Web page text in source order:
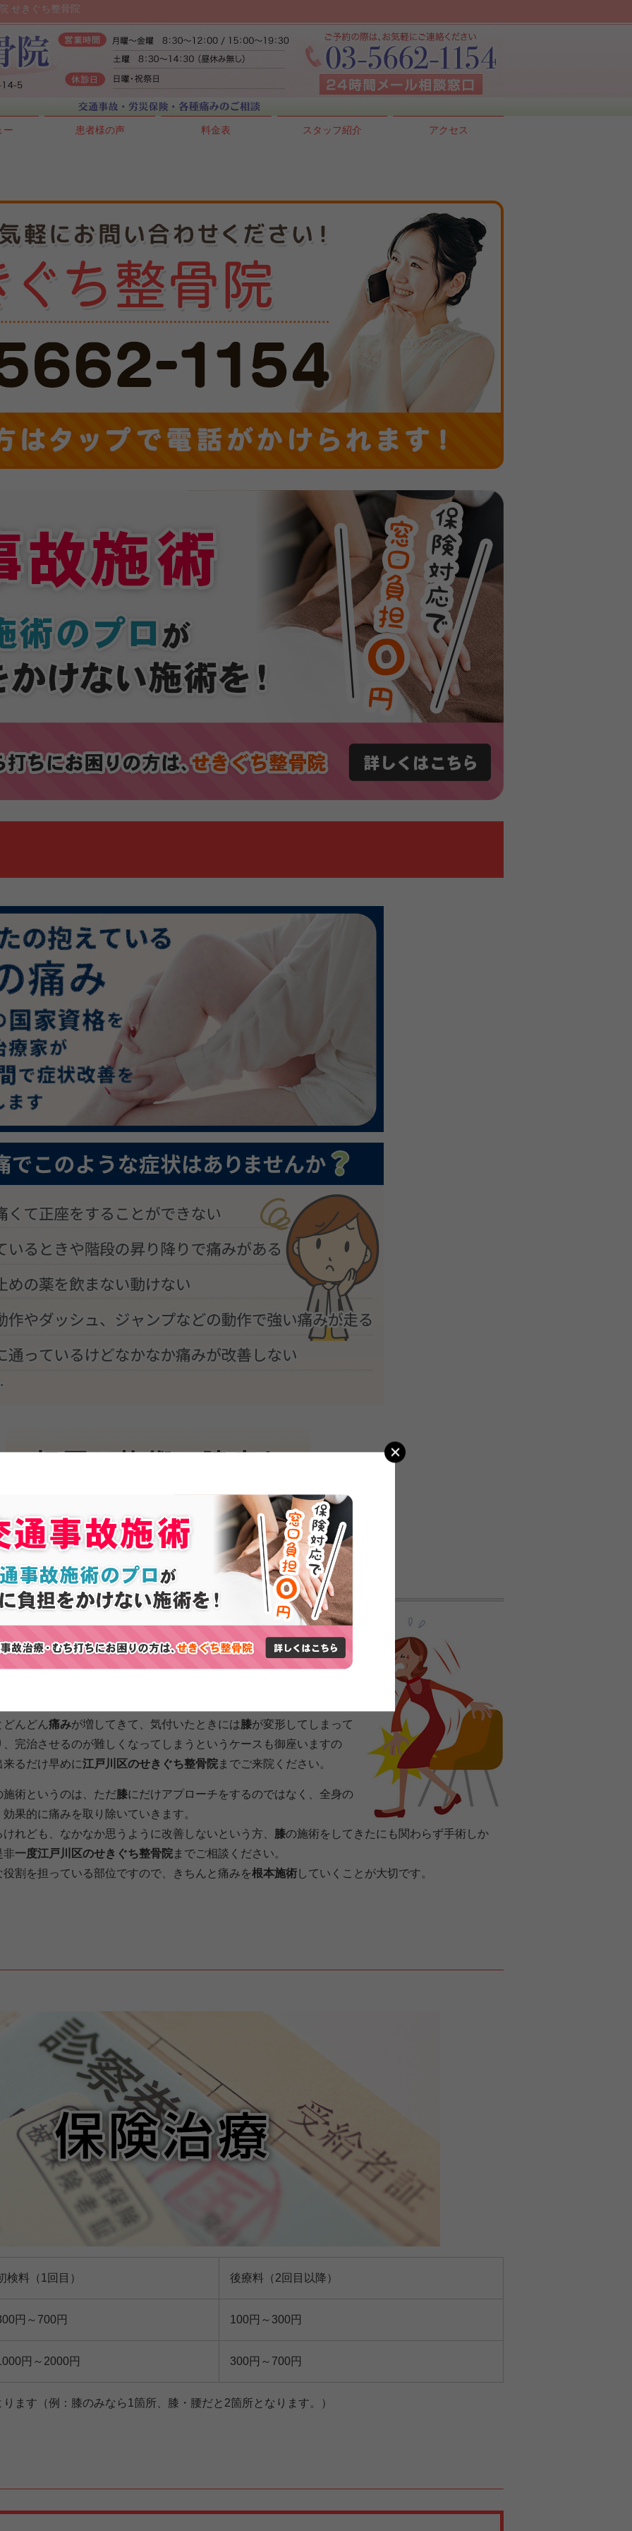
せきぐち整骨院
ー 患者様の声 料金表 スタッフ紹介 アクセス
来る江戸川区のせきぐち整骨院の膝の施術
だり、走ったりスポーツをすることが出来なくなってしまったり、長
てきてしまったりといった症状は、身体のバランスのゆがみによって
をされている方も身体
どんどん痛みが増してきて、気付いたときには 膝が変形してしまって
完治させるのが難しくなってしまうというケースも御座いますの
るだけ早めに江戸川区のせきぐち整骨院までご来院ください。
施術というのは、ただ膝にだけアプローチをするのではなく、全身の
果的に痛みを取り除いていきます。
れども、なかなか思うように改善しないという方、
膝の施術をしてきたにも関わらず手術しか
非一度江戸川区のせきぐち整骨院までご相談ください。
割を担っている部位ですので、きちんと痛みを根本施術していくことが大切です。
検料（1回目） 後療料（2回目以降）
円～700円 100円～300円
円～2000円 300円～700円
ます（例：膝のみなら1箇所、膝・腰だと2箇所となります。）